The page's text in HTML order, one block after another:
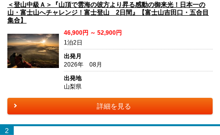
＜登山中級Ａ＞『山頂で雲海の彼方より昇る感動の御来光！日本一の
山・富士山へチャレンジ！富士登山 2日間』【富士山吉田口・五合目
集合】
46,900円 ～ 52,900円
1泊2日
出発月
2026年 08月
出発地
山梨県
詳細を見る
2